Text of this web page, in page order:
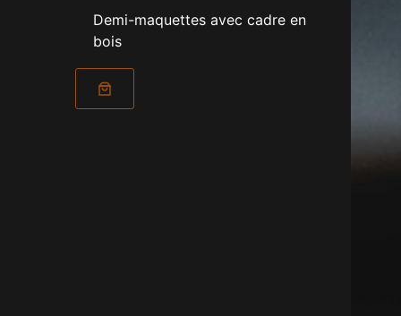
Demi-maquettes avec cadre en
bois